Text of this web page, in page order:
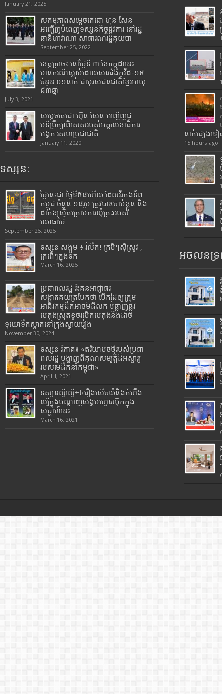
January 21, 2025
សកម្មភាពសម្តេចតេជោ ហ៊ុន សែន
អញ្ជើញបំពេញទស្សនកិច្ចផ្លូវការ នៅរដ្ឋ
ធានីហាវ៉ាណា សាធារណរដ្ឋគុយបា
September 25, 2022
ខេត្តក្រចេះ នៅថ្ងៃទី ៣ ខែកក្កដានេះ
មានករណីស្លាប់ដោយសារជំងឺកូវីដ-១៩
ចំនួន ០១នាក់ ជាបុរសជនជាតិខ្មែរអាយុ
៨៣ឆ្នាំ
July 3, 2021
សម្តេចតេជោ ហ៊ុន សែន អញ្ជើញជួ
បទីប្រឹក្សាពិសេសរបស់អគ្គលេខាធិការ
អង្គការសហប្រជាជាតិ
January 11, 2020
ទស្សនៈ
ថ្ងៃនេះជា ថ្ងៃទី៥៨ហើយ ដែលវីរកងទ័ព
កម្ពុជាចំនួន ១៨រូប ត្រូវបានចាប់ខ្លួន និង
ដាក់ឱ្យស្ថិតក្រោមការឃុំគ្រងរបស់
យោធាថៃ
September 25, 2025
ទស្សនៈសង្គម ៖ រំលឹក! ក្របីៗស៊ីស្រូវ ,
ក្រពើៗក្នុងទឹក
March 16, 2025
ប្រជាពលរដ្ឋ រិះគន់អាជ្ញាធរ
សង្កាត់គយត្របែកថា បើកដៃឲ្យក្រុម
អាជីវកម្មដឹកអាចម៍ដីលក់ បំផ្លាញផ្លូវ
បេតុងស្រុតខូចរបើកបេតុងនិងដាច់
ទុយោទឹកស្អាតនៅក្រុងស្វាយរៀង
November 30, 2024
ទស្សនៈវិភាគ៖ «ឥរិយាបថថ្មីរបស់ប្រជា
ពលរដ្ឋ បង្ហាញពីគុណសម្បត្តិដ៏អស្ចារ្យ
របស់មេដឹកនាំកម្ពុជា»
April 1, 2021
ទស្សនល្ងីល្ងើ÷៤រឿងសើចយំនិងកំហឹង
ល្បីក្នុងបណ្តាញសង្គមហ្វេសប៊ុកក្នុង
សប្តាហ៍នេះ
March 16, 2021
នាក់ផ្សេងទ
15 hours ago
អចលនទ្រ